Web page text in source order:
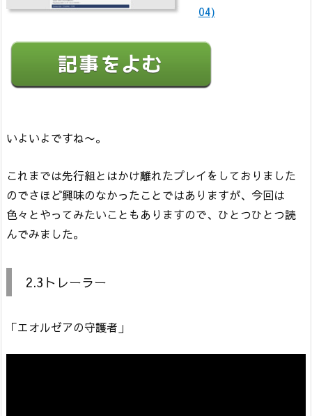
04)
いよいよですね〜。
これまでは先行組とはかけ離れたプレイをしておりました
のでさほど興味のなかったことではありますが、今回は
色々とやってみたいこともありますので、ひとつひとつ読
んでみました。
2.3トレーラー
「エオルゼアの守護者」